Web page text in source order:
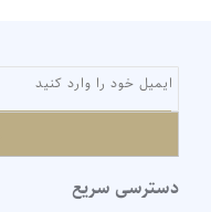
دسترسی سریع